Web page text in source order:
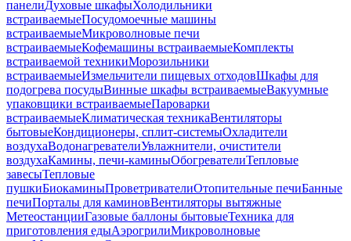
панелиДуховые шкафыХолодильники
встраиваемыеПосудомоечные машины
встраиваемыеМикроволновые печи
встраиваемыеКофемашины встраиваемыеКомплекты
встраиваемой техникиМорозильники
встраиваемыеИзмельчители пищевых отходовШкафы для
подогрева посудыВинные шкафы встраиваемыеВакуумные
упаковщики встраиваемыеПароварки
встраиваемыеКлиматическая техникаВентиляторы
бытовыеКондиционеры, сплит-системыОхладители
воздухаВодонагревателиУвлажнители, очистители
воздухаКамины, печи-каминыОбогревателиТепловые
завесыТепловые
пушкиБиокаминыПроветривателиОтопительные печиБанные
печиПорталы для каминовВентиляторы вытяжные
МетеостанцииГазовые баллоны бытовыеТехника для
приготовления едыАэрогрилиМикроволновые